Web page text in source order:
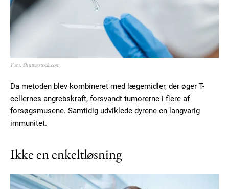
Ut mollis pellentesque tortor
Nullam eu erat condimentum
YEARLY PRICING MONTHLY PRICING
Foto: Shutterstock.com
Da metoden blev kombineret med lægemidler, der øger T-
cellernes angrebskraft, forsvandt tumorerne i flere af
forsøgsmusene. Samtidig udviklede dyrene en langvarig
immunitet.
Ikke en enkeltløsning